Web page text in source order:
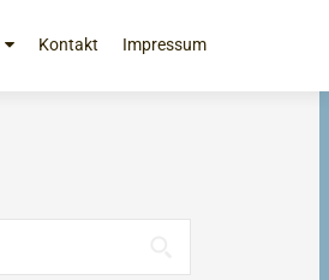
Kontakt Impressum